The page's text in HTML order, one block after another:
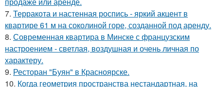
7. Терракота и настенная роспись - яркий акцент в
квартире 61 м на соколиной горе, созданной под аренду.
8. Современная квартира в Минске с французским
настроением - светлая, воздушная и очень личная по
характеру.
9. Ресторан "Буян" в Красноярске.
10. Когда геометрия пространства нестандартная, на